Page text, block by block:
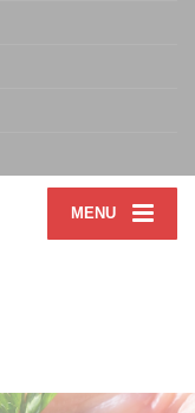
MENU